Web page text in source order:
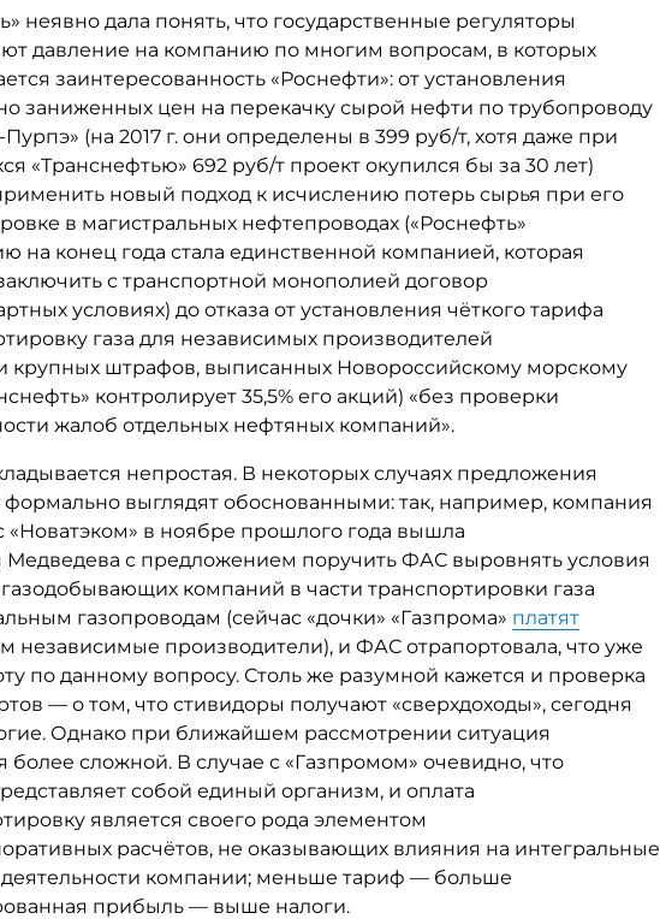
неявно дала понять, что государственные регуляторы
давление на компанию по многим вопросам, в которых
заинтересованность «Роснефти»: от установления
заниженных цен на перекачку сырой нефти по трубопроводу
(на 2017 г. они определены в 399 руб/т, хотя даже при
«Транснефтью» 692 руб/т проект окупился бы за 30 лет)
новый подход к исчислению потерь сырья при его
в магистральных нефтепроводах («Роснефть»
на конец года стала единственной компанией, которая
с транспортной монополией договор
условиях) до отказа от установления чёткого тарифа
газа для независимых производителей
и крупных штрафов, выписанных Новороссийскому морскому
контролирует 35,5% его акций) «без проверки
жалоб отдельных нефтяных компаний».
непростая. В некоторых случаях предложения
формально выглядят обоснованными: так, например, компания
«Новатэком» в ноябре прошлого года вышла
с предложением поручить ФАС выровнять условия
компаний в части транспортировки газа
газопроводам (сейчас «дочки» «Газпрома» платят
независимые производители), и ФАС отрапортовала, что уже
по данному вопросу. Столь же разумной кажется и проверка
— о том, что стивидоры получают «сверхдоходы», сегодня
Однако при ближайшем рассмотрении ситуация
более сложной. В случае с «Газпромом» очевидно, что
собой единый организм, и оплата
является своего рода элементом
расчётов, не оказывающих влияния на интегральные
деятельности компании; меньше тариф — больше
прибыль — выше налоги.